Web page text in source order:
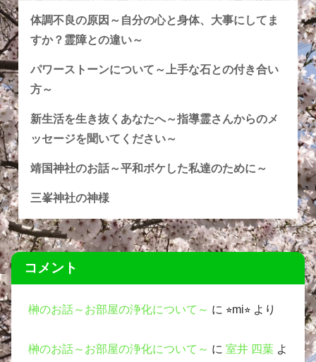
体調不良の原因～自分の心と身体、大事にしてま
すか？霊障との違い～
パワーストーンについて～上手な石との付き合い
方～
新生活を生き抜くあなたへ～指導霊さんからのメ
ッセージを聞いてください～
靖国神社のお話～平和ボケした私達のために～
三峯神社の神様
コメント
榊のお話～お部屋の浄化について～ に ⭐︎mi⭐︎ より
榊のお話～お部屋の浄化について～ に 室井 四葉 よ